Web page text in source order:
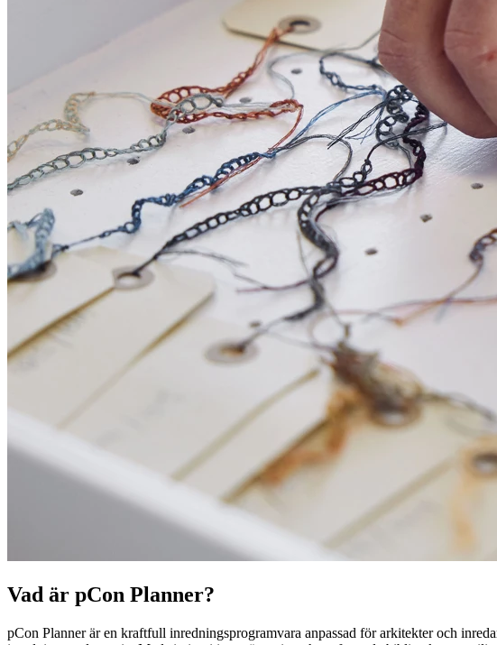
Vad är pCon Planner?
pCon Planner är en kraftfull inredningsprogramvara anpassad för arkitekter och